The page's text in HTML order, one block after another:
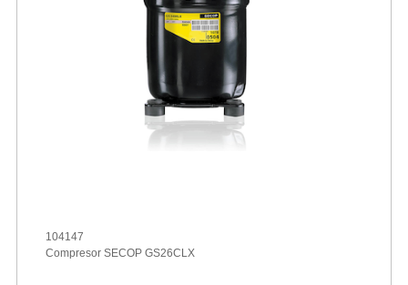
104147
Compresor SECOP GS26CLX